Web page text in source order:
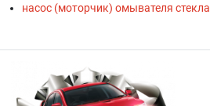
насос (моторчик) омывателя стекла